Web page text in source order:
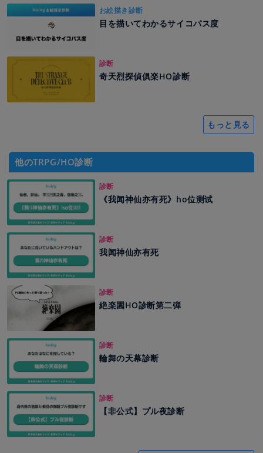
お絵描き診断
目を描いてわかるサイコパス度
診断
奇天烈探偵俱楽HO診断
もっと見る
他のTRPG/HO診断
診断
《我闻神仙亦有死》ho位测试
診断
我闻神仙亦有死
診断
絶楽園HO診断第二弾
診断
輪舞の天幕診断
診断
【非公式】プル夜診断